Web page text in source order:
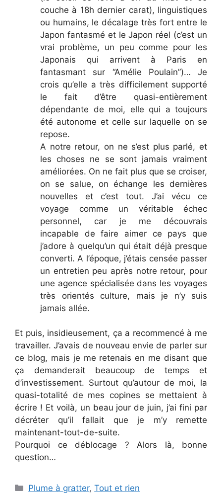
couche à 18h dernier carat), linguistiques
ou humains, le décalage très fort entre le
Japon fantasmé et le Japon réel (c’est un
vrai problème, un peu comme pour les
Japonais qui arrivent à Paris en
fantasmant sur “Amélie Poulain”)… Je
crois qu’elle a très difficilement supporté
le fait d’être quasi-entièrement
dépendante de moi, elle qui a toujours
été autonome et celle sur laquelle on se
repose.
A notre retour, on ne s’est plus parlé, et
les choses ne se sont jamais vraiment
améliorées. On ne fait plus que se croiser,
on se salue, on échange les dernières
nouvelles et c’est tout. J’ai vécu ce
voyage comme un véritable échec
personnel, car je me découvrais
incapable de faire aimer ce pays que
j’adore à quelqu’un qui était déjà presque
converti. A l’époque, j’étais censée passer
un entretien peu après notre retour, pour
une agence spécialisée dans les voyages
très orientés culture, mais je n’y suis
jamais allée.
Et puis, insidieusement, ça a recommencé à me
travailler. J’avais de nouveau envie de parler sur
ce blog, mais je me retenais en me disant que
ça demanderait beaucoup de temps et
d’investissement. Surtout qu’autour de moi, la
quasi-totalité de mes copines se mettaient à
écrire ! Et voilà, un beau jour de juin, j’ai fini par
décréter qu’il fallait que je m’y remette
maintenant-tout-de-suite.
Pourquoi ce déblocage ? Alors là, bonne
question…
Categories
Plume à gratter,Tout et rien